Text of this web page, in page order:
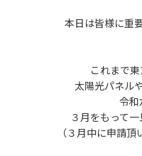
本日は皆様に重
これまで
太陽光パネル
令和
３月をもって一
（３月中に申請頂